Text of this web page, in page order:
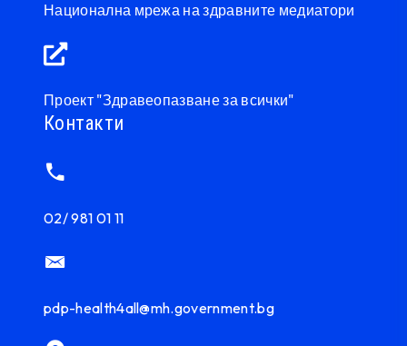
Национална мрежа на здравните медиатори
Проект "Здравеопазване за всички"
Контакти
02/ 981 01 11
pdp-health4all@mh.government.bg